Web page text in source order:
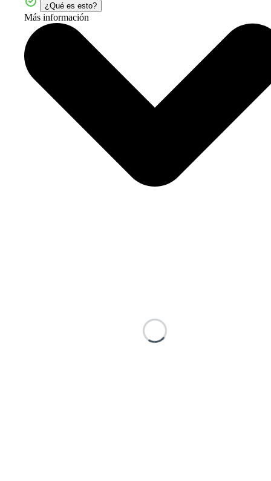
¿Qué es esto?
Más información